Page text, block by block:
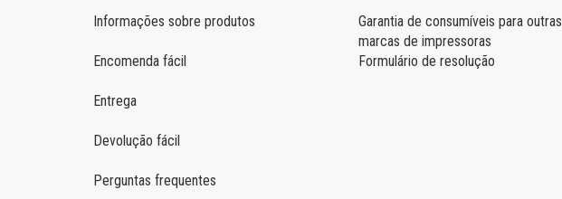
Informações sobre produtos
Encomenda fácil
Entrega
Devolução fácil
Perguntas frequentes
Garantia de consumíveis para outras
marcas de impressoras
Formulário de resolução